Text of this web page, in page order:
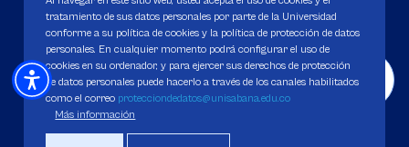
Ministerio de Educación Nacional.
Política de Protección de datos
tratamiento de sus datos personales por parte de la Universidad
conforme a su política de cookies y la política de protección de datos
personales. En cualquier momento podrá configurar el uso de
cookies en su ordenador, y para ejercer sus derechos de protección
de datos personales puede hacerlo a través de los canales habilitados
como el correo protecciondedatos@unisabana.edu.co
Más información